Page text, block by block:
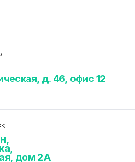
д. 46, офис 12
дом 2А